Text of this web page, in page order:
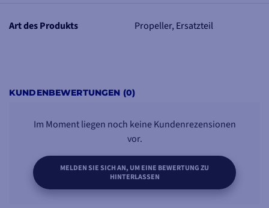
Art des Produkts Propeller, Ersatzteil
KUNDENBEWERTUNGEN (0)
Im Moment liegen noch keine Kundenrezensionen
vor.
MELDEN SIE SICH AN, UM EINE BEWERTUNG ZU
HINTERLASSEN